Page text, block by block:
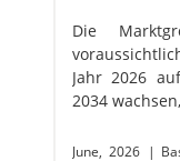
Die
Jahr 2026
2034
June, 2026 |